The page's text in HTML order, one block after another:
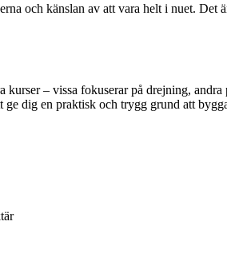
och känslan av att vara helt i nuet. Det
– vissa fokuserar på drejning,
dig en praktisk och trygg grund att